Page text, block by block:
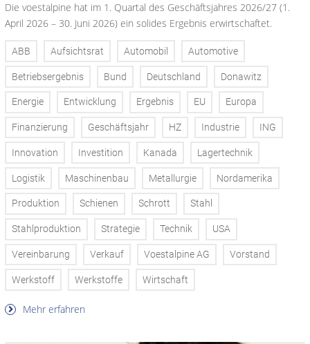
Die voestalpine hat im 1. Quartal des Geschäftsjahres 2026/27 (1.
April 2026 – 30. Juni 2026) ein solides Ergebnis erwirtschaftet.
ABB Aufsichtsrat Automobil Automotive
Betriebsergebnis Bund Deutschland Donawitz
Energie Entwicklung Ergebnis EU Europa
Finanzierung Geschäftsjahr HZ Industrie ING
Innovation Investition Kanada Lagertechnik
Logistik Maschinenbau Metallurgie Nordamerika
Produktion Schienen Schrott Stahl
Stahlproduktion Strategie Technik USA
Vereinbarung Verkauf Voestalpine AG Vorstand
Werkstoff Werkstoffe Wirtschaft
Mehr erfahren